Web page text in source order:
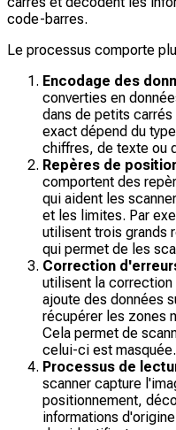
code-barres.
Le processus comporte
Encodage des
converties en
dans de petits
exact dépend du
chiffres, de texte ou
Repères de
comportent des
qui aident les
et les limites. Par
utilisent trois grands
qui permet de les
Correction
utilisent la correction
ajoute des données
récupérer les zones
Cela permet de
celui-ci est masquée.
Processus de
scanner capture
positionnement,
informations